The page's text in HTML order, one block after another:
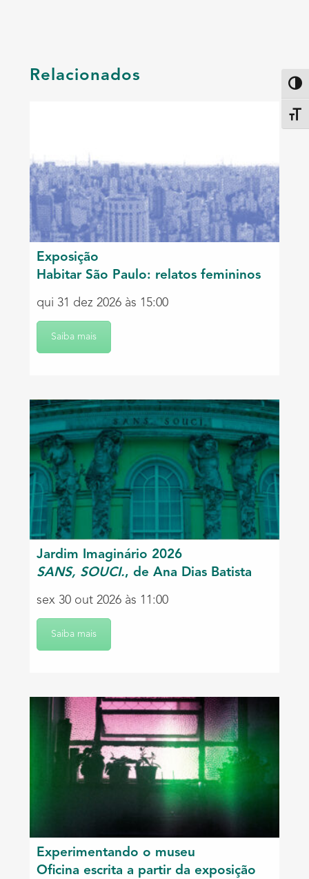
Relacionados
Exposição
Habitar São Paulo: relatos femininos
qui 31 dez 2026 às 15:00
Saiba mais
Jardim Imaginário 2026
SANS, SOUCI., de Ana Dias Batista
sex 30 out 2026 às 11:00
Saiba mais
Experimentando o museu
Oficina escrita a partir da exposição